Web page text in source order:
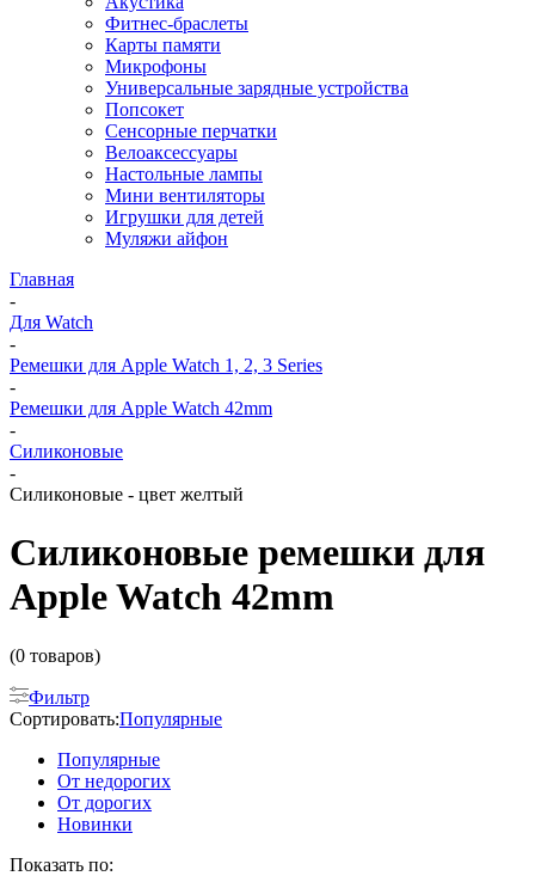
Фитнес-браслеты
Карты памяти
Микрофоны
Универсальные зарядные устройства
Попсокет
Сенсорные перчатки
Велоаксессуары
Настольные лампы
Мини вентиляторы
Игрушки для детей
Муляжи айфон
Главная
-
Для Watch
-
Ремешки для Apple Watch 1, 2, 3 Series
-
Ремешки для Apple Watch 42mm
-
Силиконовые
-
Силиконовые - цвет желтый
Силиконовые ремешки для
Apple Watch 42mm
(0 товаров)
Фильтр
Сортировать:Популярные
Популярные
От недорогих
От дорогих
Новинки
Показать по: